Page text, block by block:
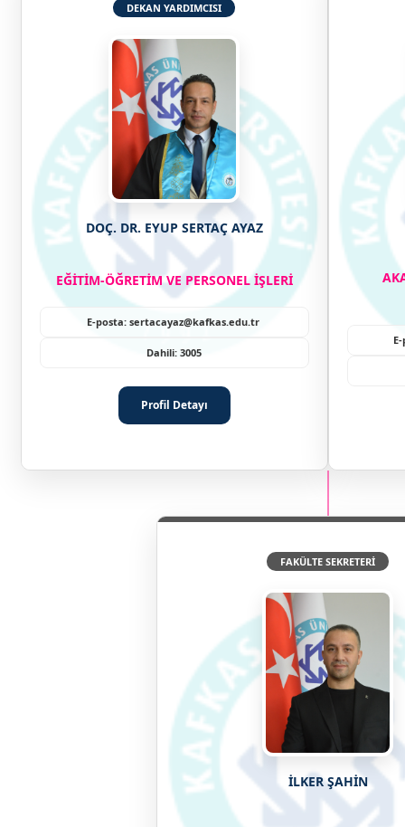
DEKAN YARDIMCISI
DOÇ. DR. EYUP SERTAÇ AYAZ
EĞİTİM-ÖĞRETİM VE PERSONEL İŞLERİ
E-posta: sertacayaz@kafkas.edu.tr
Dahili: 3005
Profil Detayı
FAKÜLTE SEKRETERİ
İLKER ŞAHİN